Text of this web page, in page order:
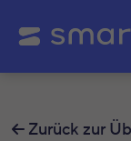
Zurück zur